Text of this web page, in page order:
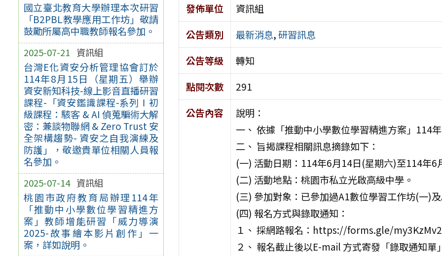
國立臺北教育大學辦理本次研習
「B2PBL教學應用工作坊」敬請
鼓勵所屬高中職教師報名參加。
2025-07-21 資訊組
台灣E化資安分析管理協會訂於
114年8月15日（星期五）舉辦
資安新知科技-線上影音直播研習
課程-「資安鑑識課程-系列Ⅰ初
級課程：駭客 & AI 偵蒐騙術大解
密：兼談物聯網 & Zero Trust 安
全架構趨勢- 資安之自我演練及
防護」，敬邀貴單位相關人員報
名參加。
2025-07-14 資訊組
桃園市政府教育局辦理114年
「推動中小學數位學習精進方
案」教師增能研習「威力導演
2025-故事繪本影片創作」一
案，詳如說明。
發佈單位
資訊組
公告類別
最新消息,研習訊息
公告等級
轉知
點閱次數
291
公告內容
說明：
一、 依據「推動中小學數位學習精進方案」114
二、 旨揭課程相關訊息摘錄如下：
(一) 活動日期：114年6月14日(星期六)至114年6
(二) 活動地點：桃園市私立光啟高級中學。
(三) 參加對象：已參加過A1數位學習工作坊(一)
(四) 報名方式與錄取通知：
１、 採網路報名：https://forms.gle/
２、 報名截止後以E-mail 方式寄發「錄取通知